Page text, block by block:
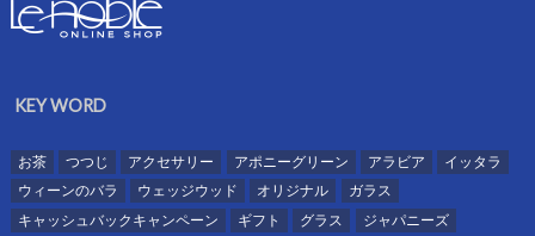
KEY WORD
お茶 つつじ アクセサリー アポニーグリーン アラビア
イッタラ
ウィーンのバラ
ウェッジウッド オリジナル
ガラス
キャッシュバックキャンペーン
ギフト グラス
ジャパニーズ